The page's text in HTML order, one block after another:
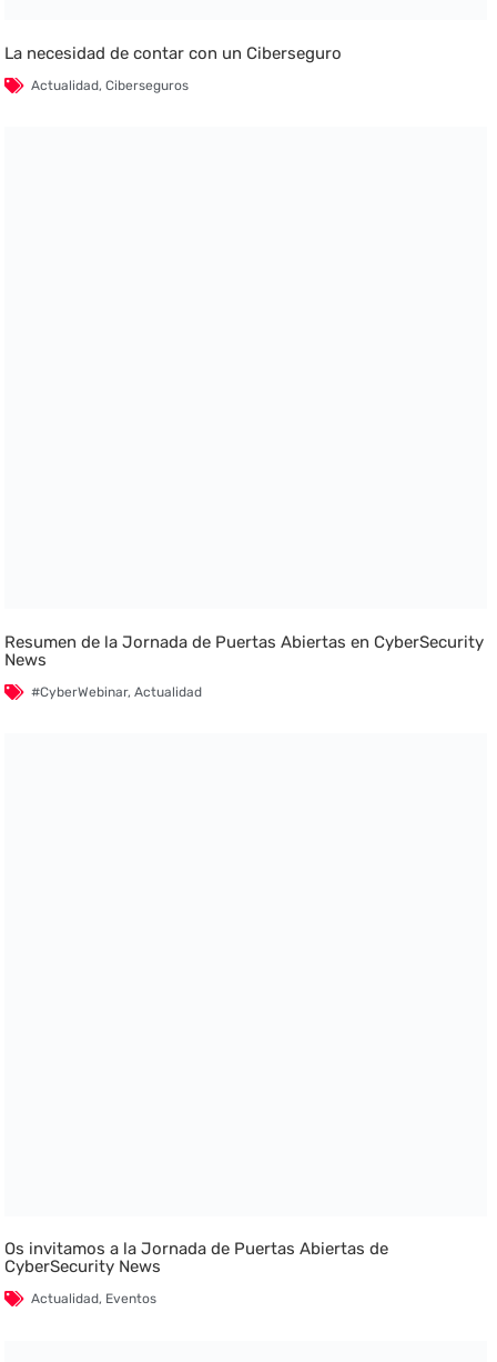
La necesidad de contar con un Ciberseguro
Actualidad,Ciberseguros
Resumen de la Jornada de Puertas Abiertas en CyberSecurity
News
#CyberWebinar,Actualidad
Os invitamos a la Jornada de Puertas Abiertas de
CyberSecurity News
Actualidad, Eventos